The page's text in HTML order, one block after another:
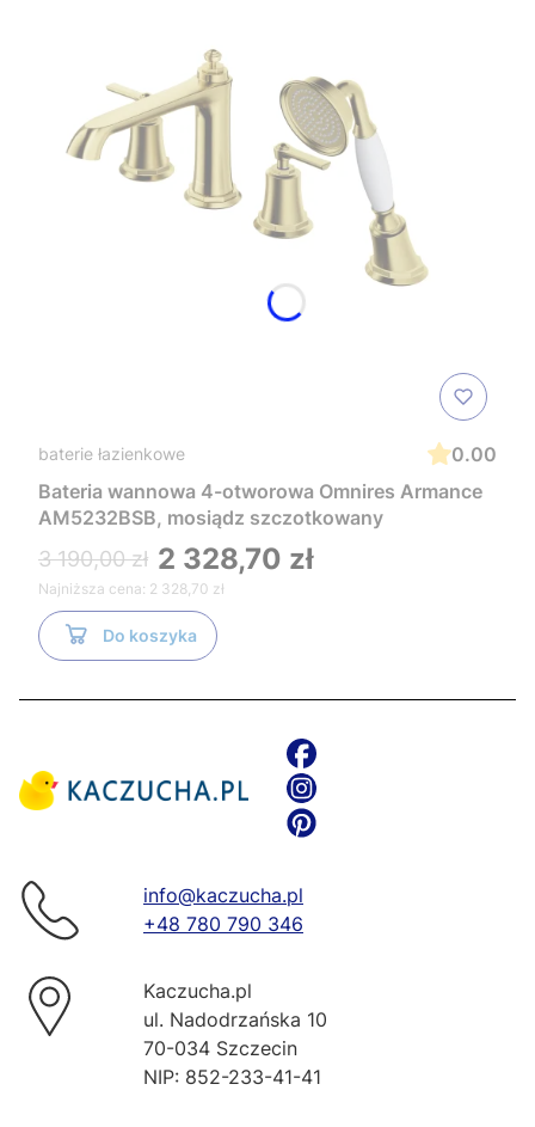
baterie łazienkowe
0.00
Bateria wannowa 4-otworowa Omnires Armance
AM5232BSB, mosiądz szczotkowany
3 190,00 zł 2 328,70 zł
Najniższa cena: 2 328,70 zł
Do koszyka
info@kaczucha.pl
+48 780 790 346
Kaczucha.pl
ul. Nadodrzańska 10
70-034 Szczecin
NIP: 852-233-41-41